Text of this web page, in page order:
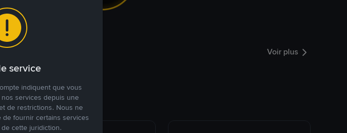
Voir plus
service
indiquent que vous
nos services depuis une
de restrictions. Nous ne
de fournir certains services
cette juridiction.